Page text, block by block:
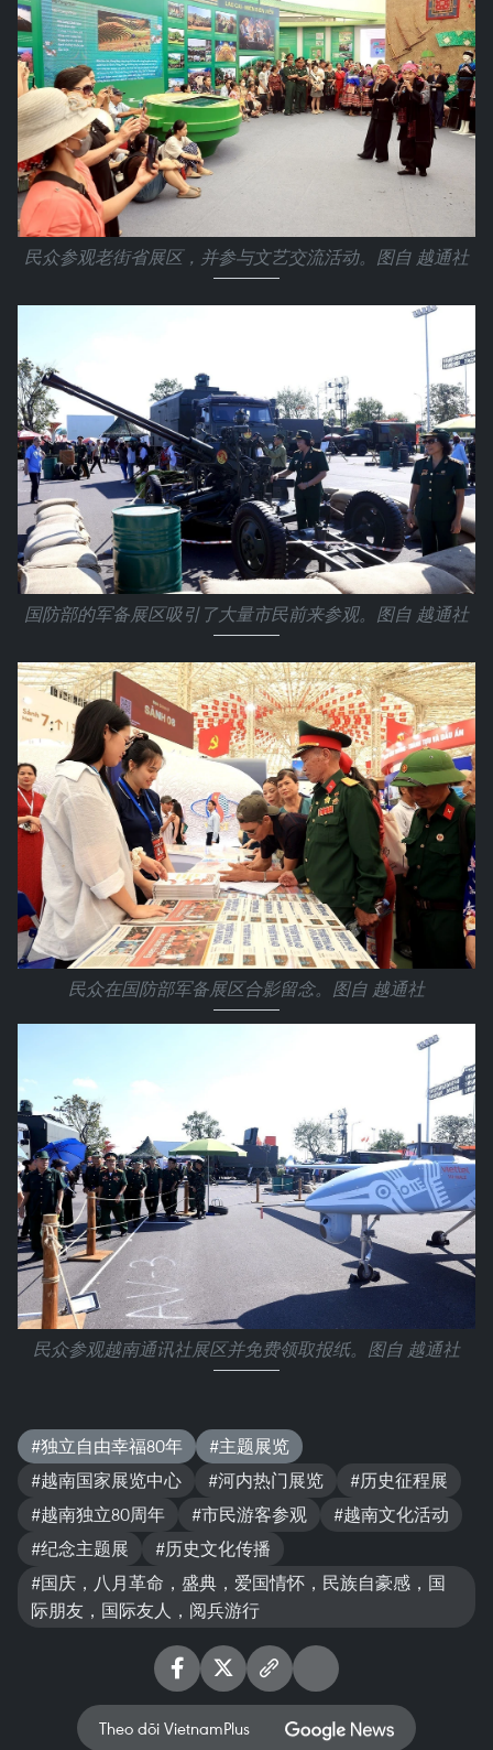
民众参观老街省展区，并参与文艺交流活动。图自 越通社
国防部的军备展区吸引了大量市民前来参观。图自 越通社
民众在国防部军备展区合影留念。图自 越通社
民众参观越南通讯社展区并免费领取报纸。图自 越通社
#独立自由幸福80年
#主题展览
#越南国家展览中心
#河内热门展览
#历史征程展
#越南独立80周年
#市民游客参观
#越南文化活动
#纪念主题展
#历史文化传播
#国庆，八月革命，盛典，爱国情怀，民族自豪感，国
际朋友，国际友人，阅兵游行
Theo dõi VietnamPlus